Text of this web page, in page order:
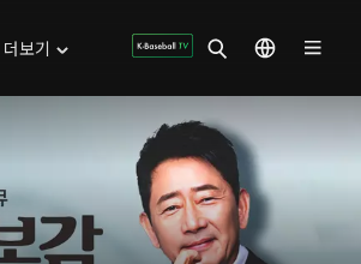
더보기